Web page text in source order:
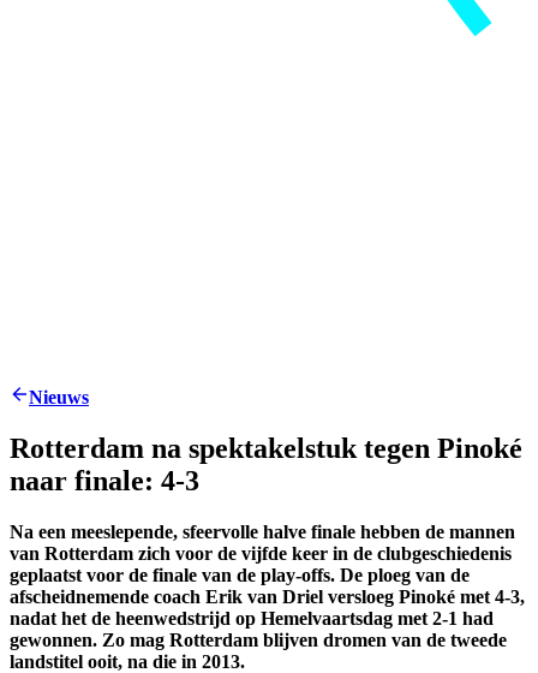
Nieuws
Rotterdam na spektakelstuk tegen Pinoké
naar finale: 4-3
Na een meeslepende, sfeervolle halve finale hebben de mannen
van Rotterdam zich voor de vijfde keer in de clubgeschiedenis
geplaatst voor de finale van de play-offs. De ploeg van de
afscheidnemende coach Erik van Driel versloeg Pinoké met 4-3,
nadat het de heenwedstrijd op Hemelvaartsdag met 2-1 had
gewonnen. Zo mag Rotterdam blijven dromen van de tweede
landstitel ooit, na die in 2013.